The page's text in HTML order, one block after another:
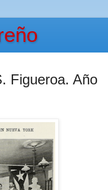
Figueroa. Año